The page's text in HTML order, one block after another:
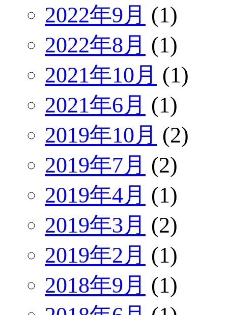
2022年9月 (1)
2022年8月 (1)
2021年10月 (1)
2021年6月 (1)
2019年10月 (2)
2019年7月 (2)
2019年4月 (1)
2019年3月 (2)
2019年2月 (1)
2018年9月 (1)